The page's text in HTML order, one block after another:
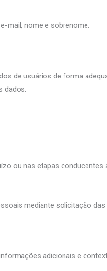
mail, nome e sobrenome.
de usuários de forma
dados.
ou nas etapas conducentes
mediante solicitação
adicionais e